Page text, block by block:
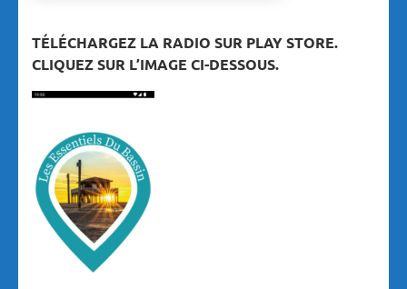
TÉLÉCHARGEZ LA RADIO SUR PLAY STORE.
CLIQUEZ SUR L’IMAGE CI-DESSOUS.